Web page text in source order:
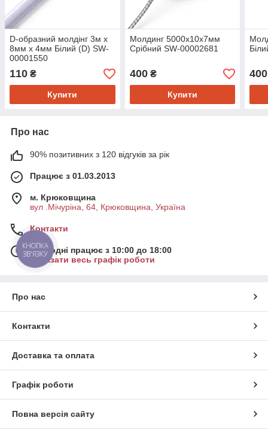
D-образний молдінг 3м х
8мм х 4мм Білий (D) SW-
00001550
110 ₴
Купити
Молдинг 5000х10х7мм
Срібний SW-00002681
400₴
Купити
400
Про нас
90% позитивних з 120 відгуків за рік
Працює з 01.03.2013
м. Крюковщина
вул .Мічуріна, 64, Крюковщина, Україна
Контакти
Сьогодні працює з 10:00 до 18:00
Показати весь графік роботи
Про нас
Контакти
Доставка та оплата
Графік роботи
Повна версія сайту
КНОПКА
ЗВ'ЯЗКУ